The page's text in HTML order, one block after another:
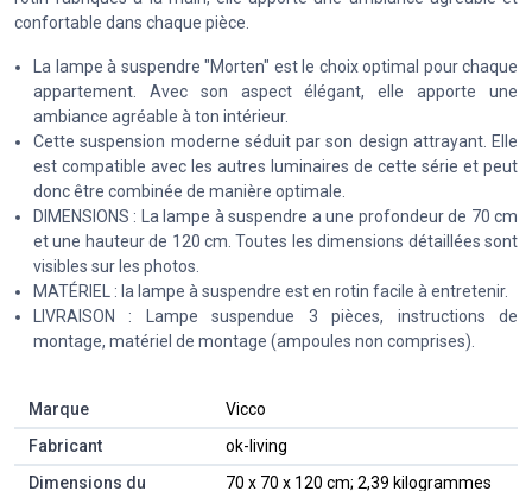
confortable dans chaque pièce.
La lampe à suspendre "Morten" est le choix optimal pour chaque
appartement. Avec son aspect élégant, elle apporte une
ambiance agréable à ton intérieur.
Cette suspension moderne séduit par son design attrayant. Elle
est compatible avec les autres luminaires de cette série et peut
donc être combinée de manière optimale.
DIMENSIONS : La lampe à suspendre a une profondeur de 70 cm
et une hauteur de 120 cm. Toutes les dimensions détaillées sont
visibles sur les photos.
MATÉRIEL : la lampe à suspendre est en rotin facile à entretenir.
LIVRAISON : Lampe suspendue 3 pièces, instructions de
montage, matériel de montage (ampoules non comprises).
Marque
‎Vicco
Fabricant
‎ok-living
Dimensions du
‎70 x 70 x 120 cm; 2,39 kilogrammes